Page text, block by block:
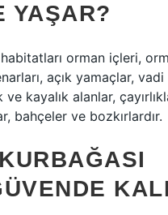
YAŞAR?
orman içleri,
açık yamaçlar, vadi
ve kayalık alanlar,
bahçeler ve bozkırlardır.